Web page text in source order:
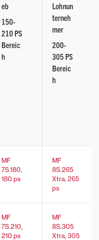
eb
150-
210 PS
Bereic
h
Lohnun
terneh
mer
200-
305 PS
Bereic
h
MF
7S.180,
180 ps
MF
8S.265
Xtra, 265
ps
MF
7S.210,
210 ps
MF
8S.305
Xtra, 305